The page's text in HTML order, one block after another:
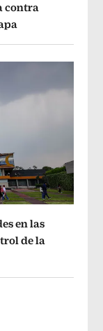
contra
en las
de la